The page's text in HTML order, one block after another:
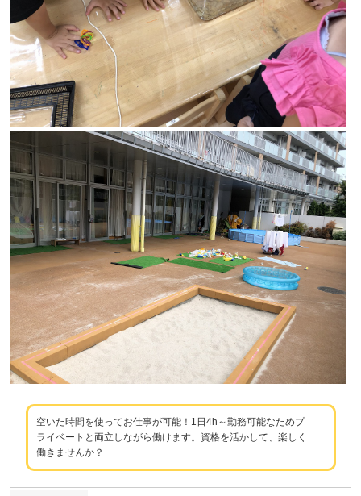
空いた時間を使ってお仕事が可能！1日4h～勤務可能なためプ
ライベートと両立しながら働けます。資格を活かして、楽しく
働きませんか？